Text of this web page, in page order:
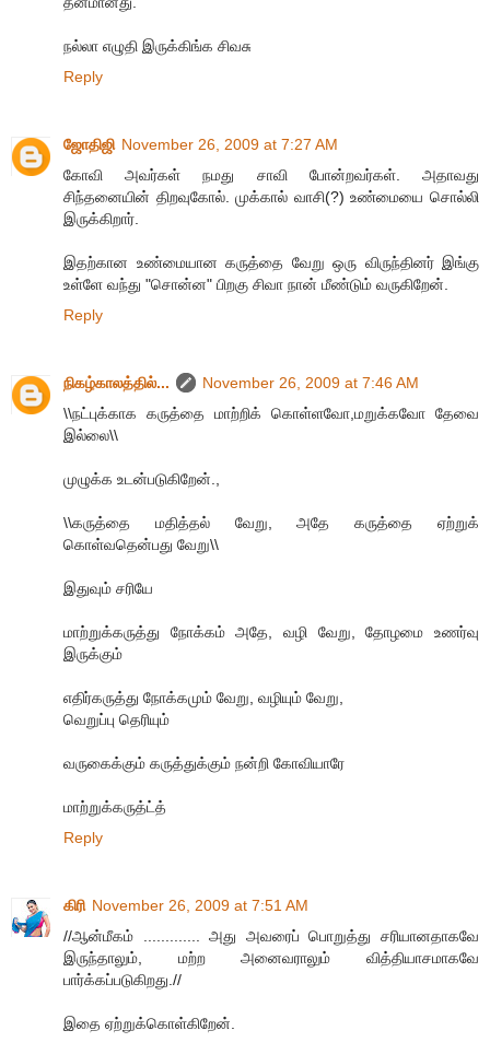
நல்லா எழுதி இருக்கிங்க சிவசு
Reply
ஜோதிஜி November 26, 2009 at 7:27 AM
கோவி அவர்கள் நமது சாவி போன்றவர்கள். அதாவது
சிந்தனையின் திறவுகோல். முக்கால் வாசி(?) உண்மையை சொல்லி
இருக்கிறார்.
இதற்கான உண்மையான கருத்தை வேறு ஒரு விருந்தினர் இங்கு
உள்ளே வந்து "சொன்ன" பிறகு சிவா நான் மீண்டும் வருகிறேன்.
Reply
நிகழ்காலத்தில்...
November 26, 2009 at 7:46 AM
\\நட்புக்காக கருத்தை மாற்றிக் கொள்ளவோ,மறுக்கவோ தேவை
இல்லை\\
முழுக்க உடன்படுகிறேன்.,
\\கருத்தை மதித்தல் வேறு, அதே கருத்தை ஏற்றுக்
கொள்வதென்பது வேறு\\
இதுவும் சரியே
மாற்றுக்கருத்து நோக்கம் அதே, வழி வேறு, தோழமை உணர்வு
இருக்கும்
எதிர்கருத்து நோக்கமும் வேறு, வழியும் வேறு,
வெறுப்பு தெரியும்
வருகைக்கும் கருத்துக்கும் நன்றி கோவியாரே
மாற்றுக்கருத்ட்த்
Reply
கிரி November 26, 2009 at 7:51 AM
//ஆன்மீகம் ............. அது அவரைப் பொறுத்து சரியானதாகவே
இருந்தாலும், மற்ற அனைவராலும் வித்தியாசமாகவே
பார்க்கப்படுகிறது.//
இதை ஏற்றுக்கொள்கிறேன்.